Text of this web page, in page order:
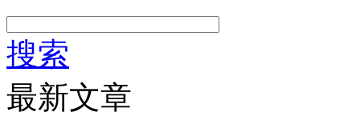
搜索
最新文章